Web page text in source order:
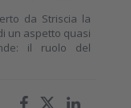
da Striscia la
un aspetto quasi
il ruolo del